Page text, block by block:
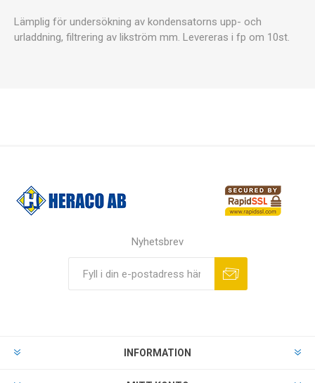
Lämplig för undersökning av kondensatorns upp- och
urladdning, filtrering av likström mm. Levereras i fp om 10st.
Nyhetsbrev
INFORMATION